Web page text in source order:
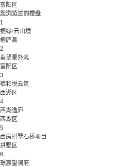
富阳区
您浏览过的楼盘
1
桐绿·云山境
桐庐县
2
秦望星外滩
富阳区
3
栖和悦云筑
西湖区
4
西湖逸庐
西湖区
5
西房拱墅石桥项目
拱墅区
6
璟宸望澜府